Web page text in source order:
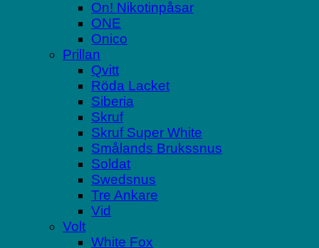
On! Nikotinpåsar
ONE
Onico
Prillan
Qvitt
Röda Lacket
Siberia
Skruf
Skruf Super White
Smålands Brukssnus
Soldat
Swedsnus
Tre Ankare
Vid
Volt
White Fox